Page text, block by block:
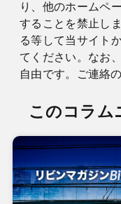
り、他のホームペ
することを禁止し
る等して当サイト
てください。なお
自由です。ご連絡
このコラム